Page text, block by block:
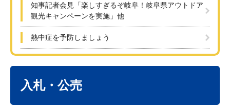
知事記者会見「楽しすぎるぞ岐阜！岐阜県アウトドア
観光キャンペーンを実施」他
熱中症を予防しましょう
入札・公売